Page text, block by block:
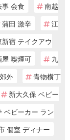
会食
南越
蒲田 激辛
江
新宿 テイクアウ
喫煙可
九
外
青物横丁
新大久保 ベビー
ベビーカー ラン
個室 ディナー